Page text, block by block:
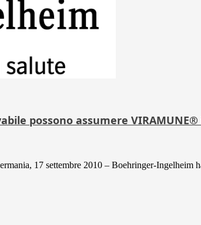
possono assumere
17 settembre 2010 – Boehringer-Ingelheim